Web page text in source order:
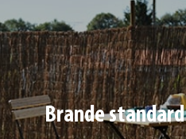
Brande standard
BRANDE STANDARD